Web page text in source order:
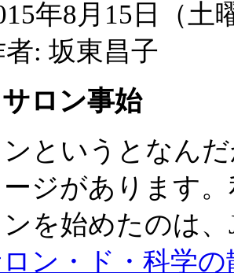
年8月15日（土
: 坂東昌子
サロン事始
というとなん
ジがあります
を始めたのは
ン・ド・科学の